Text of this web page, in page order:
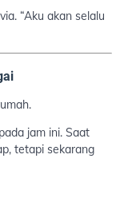
“Aku akan selalu
jam ini. Saat
tetapi sekarang